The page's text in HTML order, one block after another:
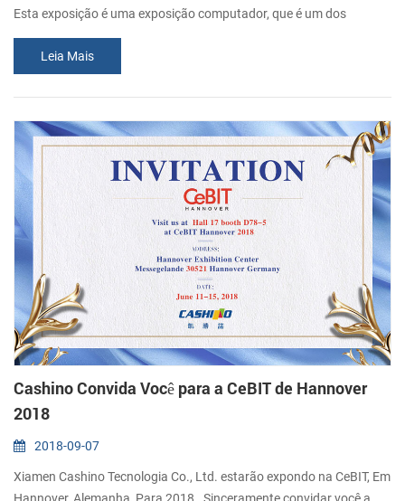
Esta exposição é uma exposição computador, que é um dos
maiores computador e tecnologia de feiras do mundo. Este ano, foi
realizada com os temas "AI", "5G", "Blockchain", "IOT", "Inovações &
Startups", e "Jogos & VR". Xiamen Cashino impressoras foram
exibidas com sucesso e atraiu muitos clientes, o nosso estande na
exposição c...
Leia Mais
Cashino Convida Você para a CeBIT de Hannover
2018
2018-09-07
Xiamen Cashino Tecnologia Co., Ltd. estarão expondo na CeBIT, Em